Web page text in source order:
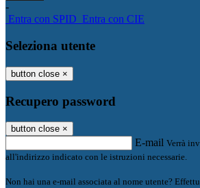
-
Entra con SPID Entra con CIE
Seleziona utente
button close ×
Recupero password
button close ×
E-mail Verrà
all'indirizzo indicato con le istruzioni necessarie.
Non hai una e-mail associata al nome utente?